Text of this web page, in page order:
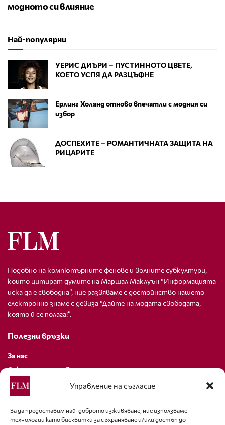
Управление на съгласие
За да предоставим най-доброто изживяване, ние използваме
технологии като бисквитки за съхраняване и/или достъп до
модното си влияние
Най-популярни
УЕРИС ДИЪРИ – ПУСТИННОТО ЦВЕТЕ,
КОЕТО УСПЯ ДА РАЗЦЪФНЕ
Ерлинг Холанд отново впечатли с модния си
избор
ДОСПЕХИТЕ – РОМАНТИЧНАТА ЗАЩИТА НА
РИЦАРИТЕ
Подобно на компютърните фенове и волните субкултури,
които цитират думите на Маршал Маклуън “Информацията
иска да е свободна”, ние развяваме с достойнство нашето
електронно знаме с девиза “Дайте на модата свободата,
която й се полага!”.
Полезни връзки
За нас
Декларация за поверителност
Политика за бисквитки
За контакти